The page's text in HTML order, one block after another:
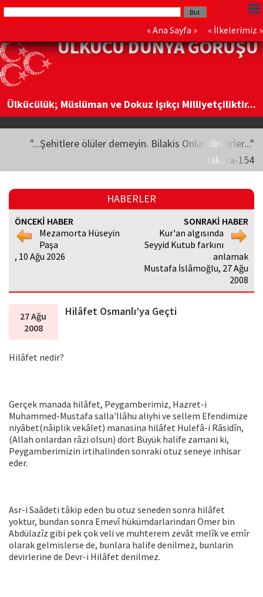
« Ana Sayfa » « İlkelerimiz »
ÜLKÜCÜ DÜNYA GÖRÜŞÜ
Ülkücülük; Müslüman ve Dokuz Işıkçı Milliyetçiliktir...
"...Şehitlere ölüler demeyin. Bilakis Onlar diridirler..."
Bakara-154
HABERLER
ÖNCEKİ HABER
Mezamorta Hüseyin
Paşa
, 10 Ağu 2026
SONRAKİ HABER
Kur'an algısında
Seyyid Kutub farkını
anlamak
Mustafa İslâmoğlu, 27 Ağu
2008
27 Ağu
2008
Hilâfet Osmanlı’ya Geçti
Hilâfet nedir?
Gerçek manada hilâfet, Peygamberimiz, Hazret-i
Muhammed-Mustafa salla'llâhu aliyhi ve sellem Efendimize
niyâbet(nâiplik vekâlet) manasina hilâfet Hulefâ-i Râsidîn,
(Allah onlardan râzi olsun) dört Büyük halife zamani ki,
Peygamberimizin irtihalinden sonraki otuz seneye inhisar
eder.
Asr-i Saâdeti tâkip eden bu otuz seneden sonra hilâfet
yoktur, bundan sonra Emevî hükümdarlarindan Ömer bin
Abdülazîz gibi pek çok veli ve muhterem zevât melîk ve emîr
olarak gelmislerse de, bunlara halife denilmez, bunlarin
devirlerine de Devr-i Hilâfet denilmez.